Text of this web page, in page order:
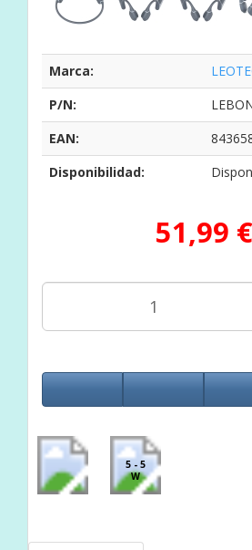
Marca:
P/N:
EAN:
Disponibilidad:
51,99 €
5 - 5
W